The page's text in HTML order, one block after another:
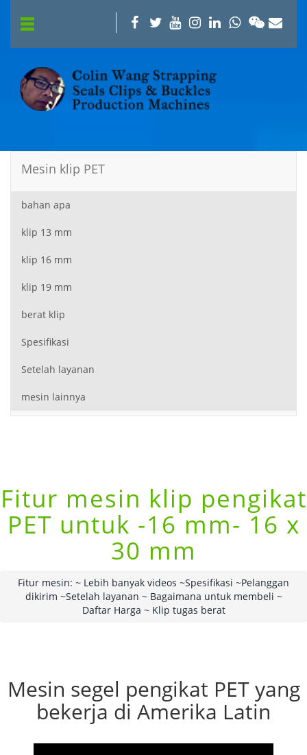
Mesin klip PET
bahan apa
klip 13 mm
klip 16 mm
klip 19 mm
berat klip
Spesifikasi
Setelah layanan
mesin lainnya
Fitur mesin klip pengikat
PET untuk -16 mm- 16 x
30 mm
Fitur mesin: ~ Lebih banyak videos ~Spesifikasi ~Pelanggan
dikirim ~Setelah layanan ~ Bagaimana untuk membeli ~
Daftar Harga ~ Klip tugas berat
Mesin segel pengikat PET yang
bekerja di Amerika Latin